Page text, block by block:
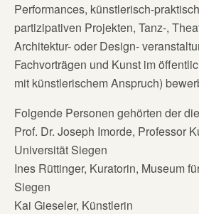
Performances, künstlerisch-
partizipativen Projekten, Tanz-,
Architektur- oder Design-
Fachvorträgen und Kunst im
mit künstlerischem Anspruch)
Folgende Personen gehörten der
Prof. Dr. Joseph Imorde, Professor
Universität Siegen
Ines Rüttinger, Kuratorin, Museum
Siegen
Kai Gieseler, Künstlerin